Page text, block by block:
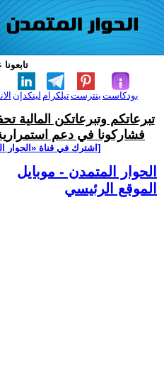
لينكدإن تيلكرامبنترست بودكاست
تبرعاتكم وتبرعاتكن المالية
فشاركونا في دعم
[اشترك في قناة ‫«الحوار
الحوار المتمدن - موبايل
الموقع الرئيسي